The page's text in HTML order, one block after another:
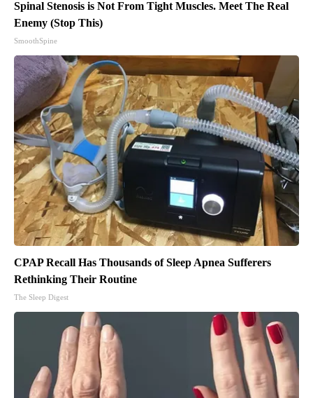
Spinal Stenosis is Not From Tight Muscles. Meet The Real
Enemy (Stop This)
SmoothSpine
CPAP Recall Has Thousands of Sleep Apnea Sufferers
Rethinking Their Routine
The Sleep Digest